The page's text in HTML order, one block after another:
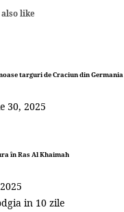
like
targuri de Craciun din Germania
30, 2025
în Ras Al Khaimah